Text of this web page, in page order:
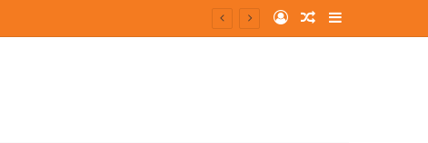
Log InRandom Article
Sidebar